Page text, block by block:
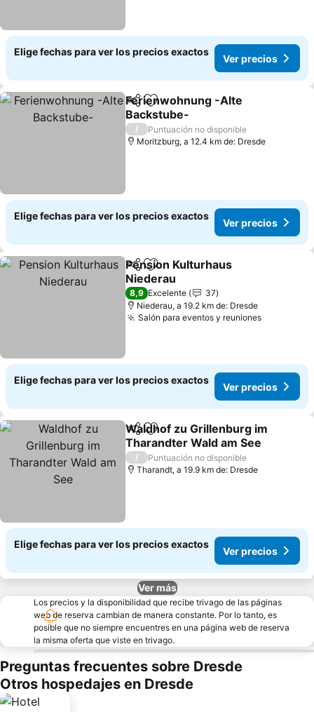
Elige fechas para ver los precios exactos
Ver precios
CompartirAgregar a favoritos
Ferienwohnung -Alte
Backstube-
/
Puntuación no disponible
Moritzburg, a 12.4 km de: Dresde
Elige fechas para ver los precios exactos
Ver precios
CompartirAgregar a favoritos
Pension Kulturhaus
Niederau
8,9 Excelente
37
Niederau, a 19.2 km de: Dresde
Salón para eventos y reuniones
Elige fechas para ver los precios exactos
Ver precios
CompartirAgregar a favoritos
Waldhof zu Grillenburg im
Tharandter Wald am See
/
Puntuación no disponible
Tharandt, a 19.9 km de: Dresde
Elige fechas para ver los precios exactos
Ver precios
Ver más
Los precios y la disponibilidad que recibe trivago de las páginas
web de reserva cambian de manera constante. Por lo tanto, es
posible que no siempre encuentres en una página web de reserva
la misma oferta que viste en trivago.
Preguntas frecuentes sobre Dresde
Otros hospedajes en Dresde